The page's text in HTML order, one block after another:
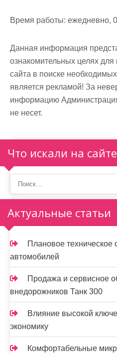
Время работы: ежедневно,
Данная информация
ознакомительных целях
сайта в поиске
является рекламой! За
информацию
не несет.
Что искали на
Актуальные статьи
Плановое
автомобилей
Продажа и сервисное
внедорожников Танк 300
Влияние высокой
экономику
Комфортабельные